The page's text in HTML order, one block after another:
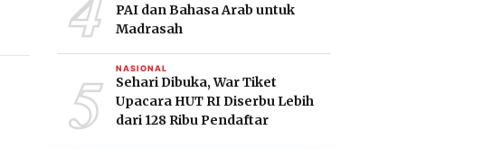
PAI dan Bahasa Arab untuk
Madrasah
5 NASIONAL
Sehari Dibuka, War Tiket
Upacara HUT RI Diserbu Lebih
dari 128 Ribu Pendaftar